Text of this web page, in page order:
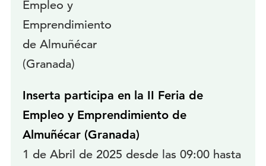
Inserta participa en la II Feria de
Empleo y Emprendimiento de
Almuñécar (Granada)
1 de Abril de 2025 desde las 09:00 hasta